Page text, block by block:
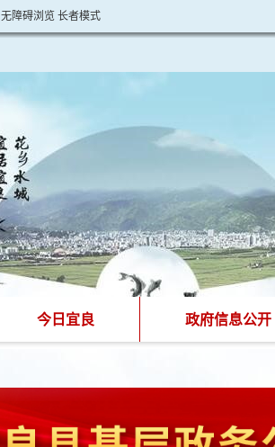
无障碍浏览长者模式
今日宜良 政府信息公开